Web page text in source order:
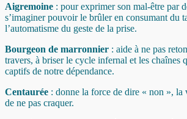
Aigremoine : pour exprimer son mal-être par
s’imaginer pouvoir le brûler en consumant du
l’automatisme du geste de la prise.
Bourgeon de marronnier : aide à ne pas
travers, à briser le cycle infernal et les chaînes
captifs de notre dépendance.
Centaurée : donne la force de dire « non », la
de ne pas craquer.